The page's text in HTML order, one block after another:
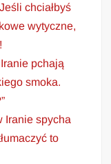
chciałbyś
wytyczne,
pchają
smoka.
Iranie spycha
to